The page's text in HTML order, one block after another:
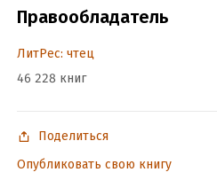
Год издания:2024
9785042144813
Правообладатель
ЛитРес: чтец
46 228 книг
Поделиться
Опубликовать свою книгу